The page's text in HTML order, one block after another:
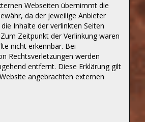
Webseiten übernimmt die
da der jeweilige Anbieter
Inhalte der verlinkten Seiten
Zeitpunkt der Verlinkung waren
nicht erkennbar. Bei
Rechtsverletzungen werden
entfernt. Diese Erklärung gilt
angebrachten externen